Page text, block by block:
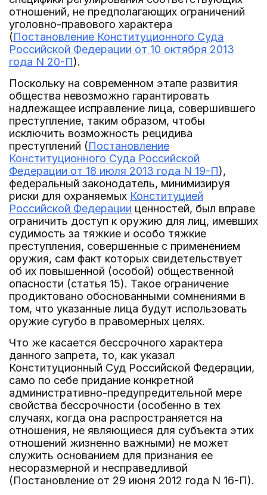
отношений, не предполагающих ограничений
уголовно-правового характера
(Постановление Конституционного Суда
Российской Федерации от 10 октября 2013
года N 20-П).
Поскольку на современном этапе развития
общества невозможно гарантировать
надлежащее исправление лица, совершившего
преступление, таким образом, чтобы
исключить возможность рецидива
преступлений (Постановление
Конституционного Суда Российской
Федерации от 18 июля 2013 года N 19-П),
федеральный законодатель, минимизируя
риски для охраняемых Конституцией
Российской Федерации ценностей, был вправе
ограничить доступ к оружию для лиц, имевших
судимость за тяжкие и особо тяжкие
преступления, совершенные с применением
оружия, сам факт которых свидетельствует
об их повышенной (особой) общественной
опасности (статья 15). Такое ограничение
продиктовано обоснованными сомнениями в
том, что указанные лица будут использовать
оружие сугубо в правомерных целях.
Что же касается бессрочного характера
данного запрета, то, как указал
Конституционный Суд Российской Федерации,
само по себе придание конкретной
административно-предупредительной мере
свойства бессрочности (особенно в тех
случаях, когда она распространяется на
отношения, не являющиеся для субъекта этих
отношений жизненно важными) не может
служить основанием для признания ее
несоразмерной и несправедливой
(Постановление от 29 июня 2012 года N 16-П).